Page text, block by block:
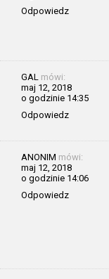
Odpowiedz
GAL mówi:
maj 12, 2018
o godzinie 14:35
Odpowiedz
ANONIM mówi:
maj 12, 2018
o godzinie 14:06
Odpowiedz